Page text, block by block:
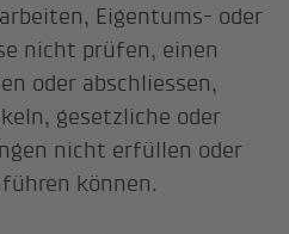
Eigentums- oder
nicht prüfen, einen
oder abschliessen,
gesetzliche oder
nicht erfüllen oder
können.